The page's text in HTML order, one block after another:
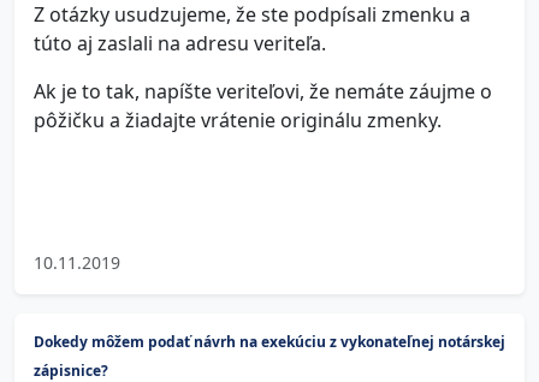
Z otázky usudzujeme, že ste podpísali zmenku a
túto aj zaslali na adresu veriteľa.
Ak je to tak, napíšte veriteľovi, že nemáte záujme o
pôžičku a žiadajte vrátenie originálu zmenky.
10.11.2019
Dokedy môžem podať návrh na exekúciu z vykonateľnej notárskej
zápisnice?